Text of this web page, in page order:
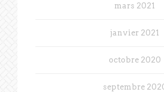
mars 2021
janvier 2021
octobre 2020
septembre